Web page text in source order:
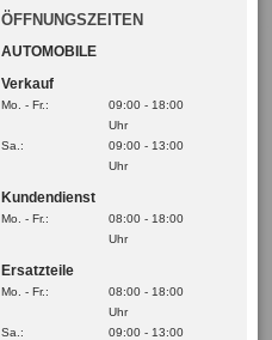
ÖFFNUNGSZEITEN
AUTOMOBILE
Verkauf
Mo. - Fr.:
09:00 - 18:00
Uhr
Sa.:
09:00 - 13:00
Uhr
Kundendienst
Mo. - Fr.:
08:00 - 18:00
Uhr
Ersatzteile
Mo. - Fr.:
08:00 - 18:00
Uhr
Sa.:
09:00 - 13:00